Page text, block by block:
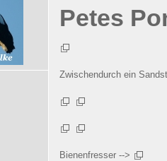
Petes
Zwischendurch ein
Bienenfresser -->